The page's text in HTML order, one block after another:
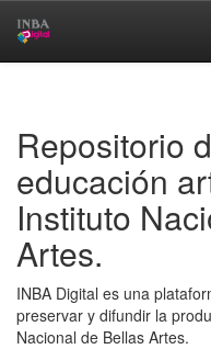
Repositorio
educación
Instituto
Artes.
INBA Digital es una
preservar y difundir la
Nacional de Bellas Artes.